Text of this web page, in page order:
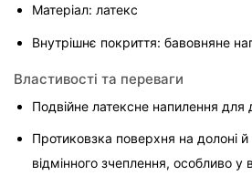
Матеріал: латекс
Внутрішнє покриття: бавовняне
Властивості та переваги
Подвійне латексне напилення для
Протиковзка поверхня на долоні
відмінного зчеплення, особливо